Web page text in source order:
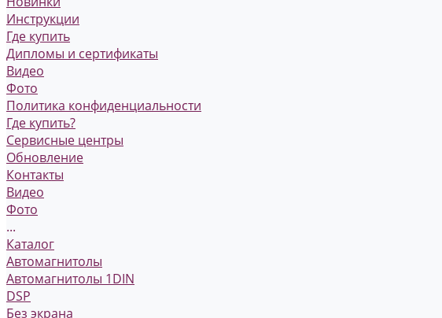
Инструкции
Где купить
Дипломы и сертификаты
Видео
Фото
Политика конфиденциальности
Где купить?
Сервисные центры
Обновление
Контакты
Видео
Фото
...
Каталог
Автомагнитолы
Автомагнитолы 1DIN
DSP
Без экрана